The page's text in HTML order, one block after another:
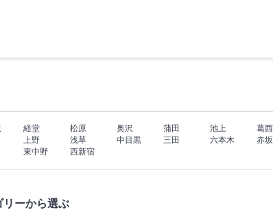
経堂 松原 奥沢 蒲田 池上 葛西
上野 浅草 中目黒 三田 六本木 赤坂
東中野 西新宿
リーから選ぶ